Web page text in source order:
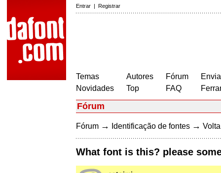
Entrar | Registrar
Temas
Novidades
Autores
Top
Fórum
FAQ
Fórum
Fórum → Identificação de fontes →
What font is this? please